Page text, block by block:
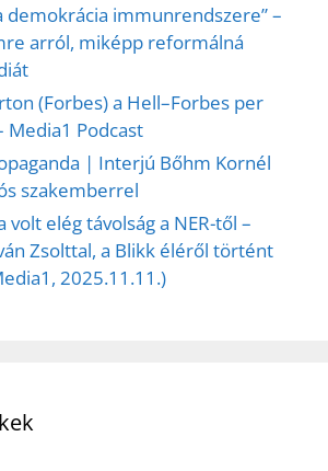
demokrácia immunrendszere” –
arról, miképp reformálná
(Forbes) a Hell–Forbes per
Media1 Podcast
| Interjú Bőhm Kornél
szakemberrel
elég távolság a NER-től –
Zsolttal, a Blikk éléről történt
2025.11.11.)